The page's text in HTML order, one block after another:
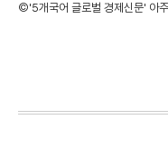
©'5개국어 글로벌 경제신문' 아주